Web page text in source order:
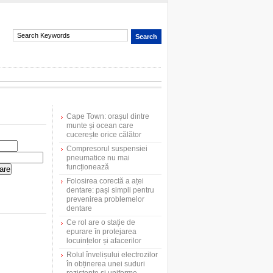
Cape Town: orașul dintre
munte și ocean care
cucerește orice călător
Compresorul suspensiei
pneumatice nu mai
funcționează
Folosirea corectă a aței
dentare: pași simpli pentru
prevenirea problemelor
dentare
Ce rol are o stație de
epurare în protejarea
locuințelor și afacerilor
Rolul învelișului electrozilor
în obținerea unei suduri